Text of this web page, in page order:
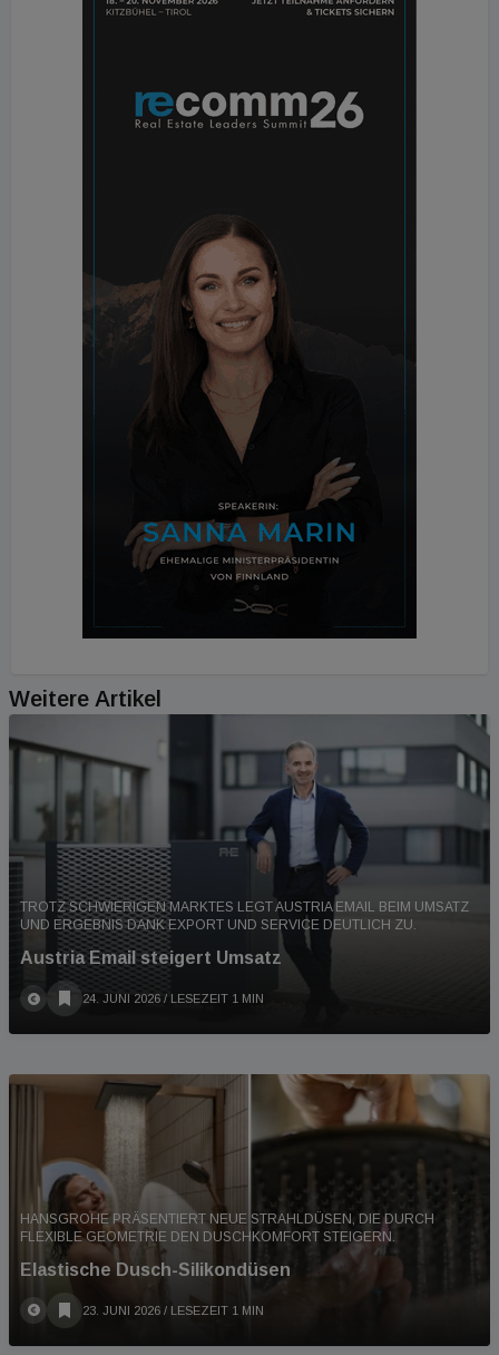
Hintergrund: Niedrige Sanierungsrate
werden in der aktuell unsicheren geopolitischen
Konstellation. Denn ¼ des Energiebedarfs in
Österreich beansprucht der Wohnbereich.
Zahlreiche Beispiele zeigen, dass durch eine
ganzheitliche thermische Sanierung eine
Energieeinsparung von über 70 Prozent möglich ist.
Andererseits erfordert der Green Deal der EU noch
weitere und schärfere Maßnahmen zur CO2-
Reduktion. Denn circa ein Drittel der Treibhausgas-
Emissionen entfällt auf den Gebäudesektor. 50
Prozent des Gebäudebestands gilt als thermisch
unzureichend. Zu Recht sind im aktuellen
Regierungsprogramm bereits Maßnahmen im
Bereich der Sanierung festgehalten. Die
Weitere Artikel
TROTZ SCHWIERIGEN MARKTES LEGT AUSTRIA EMAIL BEIM UMSATZ
UND ERGEBNIS DANK EXPORT UND SERVICE DEUTLICH ZU.
Austria Email steigert Umsatz
24. JUNI 2026 / LESEZEIT 1 MIN
HANSGROHE PRÄSENTIERT NEUE STRAHLDÜSEN, DIE DURCH
FLEXIBLE GEOMETRIE DEN DUSCHKOMFORT STEIGERN.
Elastische Dusch-Silikondüsen
23. JUNI 2026 / LESEZEIT 1 MIN